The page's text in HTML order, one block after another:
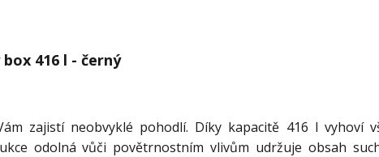
416 l - černý
zajistí neobvyklé pohodlí. Díky kapacitě 416 l vyhoví
odolná vůči povětrnostním vlivům udržuje obsah